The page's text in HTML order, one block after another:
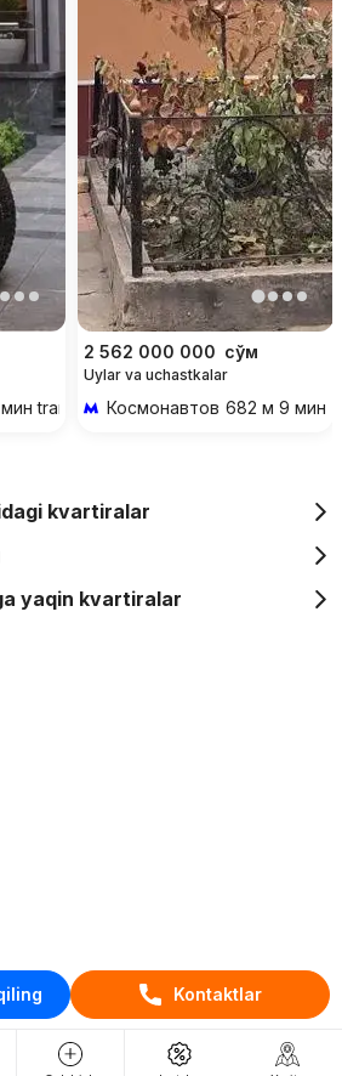
Kontaktlar
transportda
2 562 000 000 сўм
Uylar va uchastkalar
Космонавтов 682 м 9 мин
kvartiralar
yaqin kvartiralar